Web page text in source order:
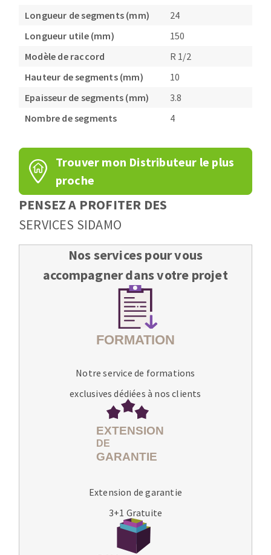
Longueur de segments (mm)
24
Longueur utile (mm)
150
Modèle de raccord
R 1/2
Hauteur de segments (mm)
10
Epaisseur de segments (mm)
3.8
Nombre de segments
4
Trouver mon Distributeur le plus
proche
PENSEZ A PROFITER DES
SERVICES SIDAMO
Nos services pour vous
accompagner dans votre projet
Notre service de formations
exclusives dédiées à nos clients
Extension de garantie
3+1 Gratuite